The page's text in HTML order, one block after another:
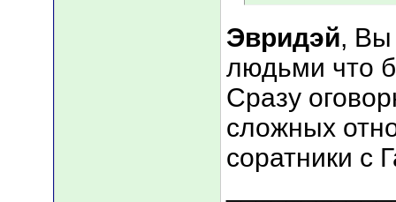
Эвридэй, Вы
людьми что
Сразу
сложных
соратники с